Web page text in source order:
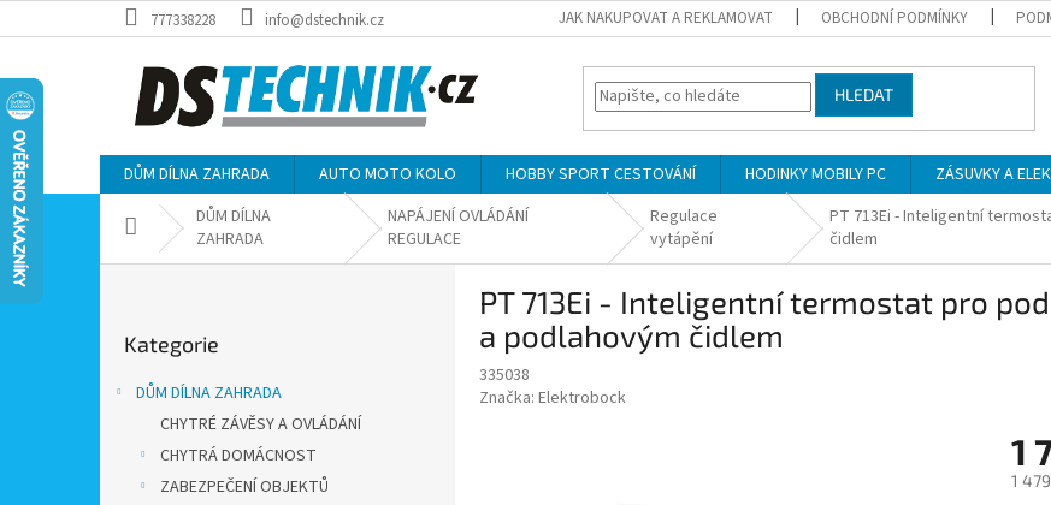
na
777338228 info@dstechnik.cz JAK NAKUPOVAT A REKLAMOVAT OBCHODNÍ PODMÍNKY
HLEDAT
DŮM DÍLNA ZAHRADA AUTO MOTO KOLO HOBBY SPORT CESTOVÁNÍ HODINKY MOBILY PC ZÁSUVKY A
Domů DŮM DÍLNA
ZAHRADA
NAPÁJENÍ OVLÁDÁNÍ
REGULACE
Regulace
vytápění
PT 713Ei - Inteligentní
čidlem
kategorie
Kategorie
DŮM DÍLNA ZAHRADA
CHYTRÉ ZÁVĚSY A OVLÁDÁNÍ
CHYTRÁ DOMÁCNOST
ZABEZPEČENÍ OBJEKTŮ
PT 713Ei - Inteligentní termostat pro
a podlahovým čidlem
335038
Značka: Elektrobock
1
1